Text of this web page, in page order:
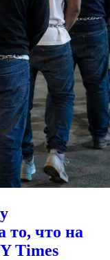
то, что на
Times